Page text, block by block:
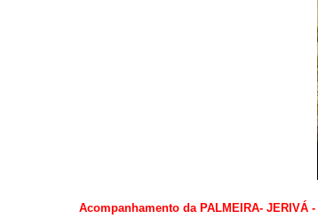
Acompanhamento da PALMEIRA- JERIVÁ